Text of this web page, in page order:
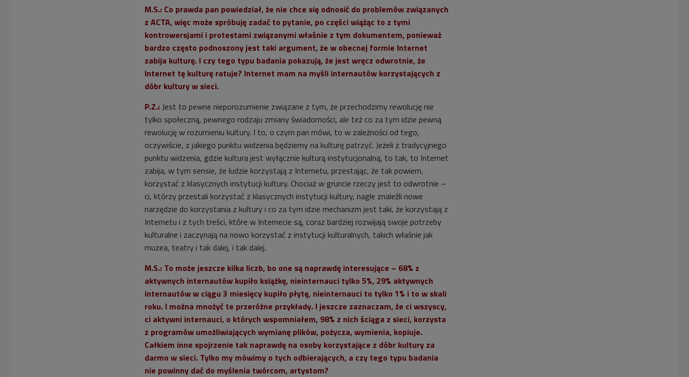
M.S.: Co prawda pan powiedział, że nie chce się odnosić do problemów związanych
z ACTA, więc może spróbuję zadać to pytanie, po części wiążąc to z tymi
kontrowersjami i protestami związanymi właśnie z tym dokumentem, ponieważ
bardzo często podnoszony jest taki argument, że w obecnej formie Internet
zabija kulturę. I czy tego typu badania pokazują, że jest wręcz odwrotnie, że
Internet tę kulturę ratuje? Internet mam na myśli internautów korzystających z
dóbr kultury w sieci.
P.Z.: Jest to pewne nieporozumienie związane z tym, że przechodzimy rewolucję nie
tylko społeczną, pewnego rodzaju zmiany świadomości, ale też co za tym idzie pewną
rewolucję w rozumieniu kultury. I to, o czym pan mówi, to w zależności od tego,
oczywiście, z jakiego punktu widzenia będziemy na kulturę patrzyć. Jeżeli z tradycyjnego
punktu widzenia, gdzie kultura jest wyłącznie kulturą instytucjonalną, to tak, to Internet
zabija, w tym sensie, że ludzie korzystają z Internetu, przestając, że tak powiem,
korzystać z klasycznych instytucji kultury. Chociaż w gruncie rzeczy jest to odwrotnie –
ci, którzy przestali korzystać z klasycznych instytucji kultury, nagle znaleźli nowe
narzędzie do korzystania z kultury i co za tym idzie mechanizm jest taki, że korzystają z
Internetu i z tych treści, które w Internecie są, coraz bardziej rozwijają swoje potrzeby
kulturalne i zaczynają na nowo korzystać z instytucji kulturalnych, takich właśnie jak
muzea, teatry i tak dalej, i tak dalej.
M.S.: To może jeszcze kilka liczb, bo one są naprawdę interesujące – 68% z
aktywnych internautów kupiło książkę, nieinternauci tylko 5%, 29% aktywnych
internautów w ciągu 3 miesięcy kupiło płytę, nieinternauci to tylko 1% i to w skali
roku. I można mnożyć te przeróżne przykłady. I jeszcze zaznaczam, że ci wszyscy,
ci aktywni internauci, o których wspomniałem, 98% z nich ściąga z sieci, korzysta
z programów umożliwiających wymianę plików, pożycza, wymienia, kopiuje.
Całkiem inne spojrzenie tak naprawdę na osoby korzystające z dóbr kultury za
darmo w sieci. Tylko my mówimy o tych odbierających, a czy tego typu badania
nie powinny dać do myślenia twórcom, artystom?